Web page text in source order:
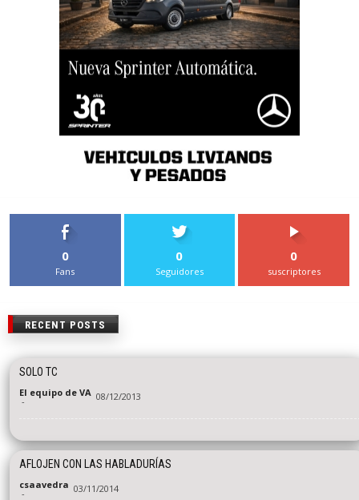
0
Fans
0
Seguidores
0
suscriptores
RECENT POSTS
SOLO TC
El equipo de VA
- 08/12/2013
AFLOJEN CON LAS HABLADURÍAS
csaavedra
- 03/11/2014